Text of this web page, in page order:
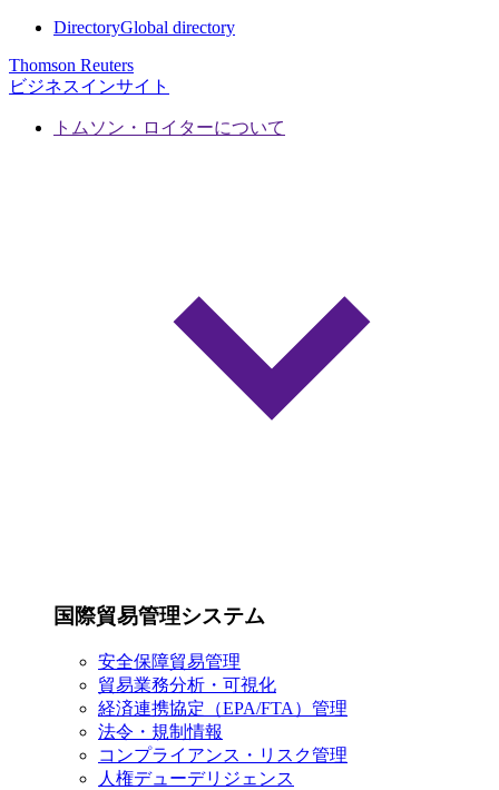
DirectoryGlobal directory
Thomson Reuters
ビジネスインサイト
トムソン・ロイターについて
国際貿易管理システム
安全保障貿易管理
貿易業務分析・可視化
経済連携協定（EPA/FTA）管理
法令・規制情報
コンプライアンス・リスク管理
人権デューデリジェンス